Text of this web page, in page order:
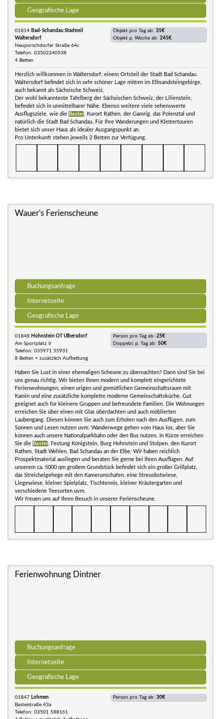
Geografische Lage
01814 Bad-Schandau Stadtteil
Waltersdorf
Neuporschdorfer Straße 64c
Telefon: 03502240538
4 Betten
Objekt pro Tag ab: 35€
Objekt p. Woche ab: 245€
Herzlich willkommen in Waltersdorf, einem Ortsteil der Stadt Bad Schandau.
Waltersdorf befindet sich in sehr schöner Lage mitten im Elbsandsteingebirge,
auch bekannt als Sächsische Schweiz.
Der wohl bekannteste Tafelberg der Sächsischen Schweiz, der Lilienstein,
befindet sich in unmittelbarer Nähe. Ebenso weitere viele sehenswerte
Ausflugsziele, wie die Bastei , Kurort Rathen, der Gamrig, das Polenztal und
natürlich die Stadt Bad Schandau. Für Ihre Wanderungen und Klettertouren
bietet sich unser Haus als idealer Ausgangspunkt an.
Pro Unterkunft stehen jeweils 2 Betten zur Verfügung.
Wauer's Ferienscheune
Buchungsanfrage
Internetseite
Geografische Lage
01848 Hohnstein OT Ulbersdorf
Am Sportplatz 6
Telefon: 035971 55931
8 Betten + zusätzlich Aufbettung
Person pro Tag ab: 25€
Doppelzi. p. Tag ab: 50€
Haben Sie Lust in einer ehemaligen Scheune zu übernachten? Dann sind Sie bei
uns genau richtig. Wir bieten Ihnen modern und komplett eingerichtete
Ferienwohnungen, einen urigen und gemütlichen Gemeinschaftsraum mit
Kamin und eine zusätzliche komplette moderne Gemeinschaftsküche. Gut
geeignet auch für kleinere Gruppen und befreundete Familien. Die Wohnungen
erreichen Sie über einen mit Glas überdachten und auch möblierten
Laubengang. Diesen können Sie auch zum Erholen nach den Ausflügen, zum
Sonnen und Lesen nutzen uvm. Wanderwege gehen vom Haus los, aber Sie
können auch unsere Nationalparkbahn oder den Bus nutzen. In Kürze erreichen
Sie die Bastei , Festung Königstein, Burg Hohnstein und Stolpen, den Kurort
Rathen, Stadt Wehlen, Bad Schandau an der Elbe. Wir haben reichlich
Prospektmaterial ausliegen und beraten Sie gerne bei Ihren Ausflügen. Auf
unserem ca. 5000 qm großem Grundstück befindet sich ein großer Grillplatz,
das Streichelgehege mit den Kamerunschafen, eine Streuobstwiese,
Liegewiese, kleiner Spielplatz, Tischtennis, kleiner Kräutergarten und
verschiedene Teesorten uvm.
Wir freuen uns auf Ihren Besuch in unserer Ferienscheune.
Ferienwohnung Dintner
Buchungsanfrage
Internetseite
Geografische Lage
01847 Lohmen
Basteistraße 43a
Telefon: 03501 588161
Person pro Tag ab: 30€